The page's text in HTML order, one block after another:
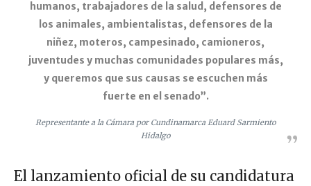
humanos, trabajadores de la salud, defensores de
los animales, ambientalistas, defensores de la
niñez, moteros, campesinado, camioneros,
juventudes y muchas comunidades populares más,
y queremos que sus causas se escuchen más
fuerte en el senado”.
Representante a la Cámara por Cundinamarca Eduard Sarmiento
Hidalgo
El lanzamiento oficial de su candidatura